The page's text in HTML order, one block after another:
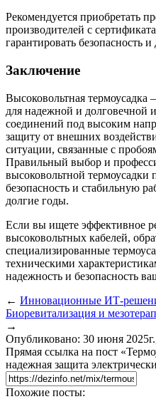
Рекомендуется приобретать
производителей с
гарантировать безопасность и
Заключение
Высоковольтная
для надежной и долговечной
соединений под высоким
защиту от внешних
ситуации, связанные с
Правильный выбор и
высоковольтной термоусадки
безопасность и стабильную
долгие годы.
Если вы ищете эффективное
высоковольтных кабелей,
специализированные
техническими
надежность и безопасность
← Инновационные ИТ-
Биоревитализация и
→
Опубликовано: 30 июня
Прямая ссылка на пост
надежная защита
Похожие посты: